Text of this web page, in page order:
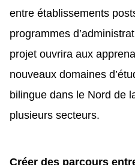
entre établissements
programmes
projet ouvrira aux
nouveaux domaines
bilingue dans le Nord de
plusieurs secteurs.
Créer des parcours